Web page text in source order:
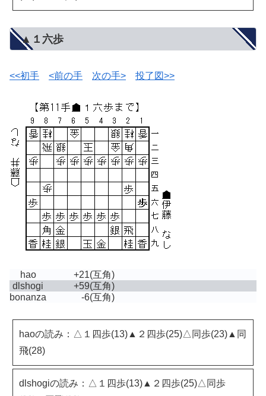
▲１六歩
<<初手 <前の手 次の手> 投了図>>
hao +21(互角)
dlshogi
+59(互角)
bonanza
-6(互角)
haoの読み：△１四歩(13)▲２四歩(25)△同歩(23)▲同
飛(28)
dlshogiの読み：△１四歩(13)▲２四歩(25)△同歩